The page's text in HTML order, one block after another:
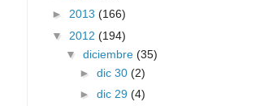
► 2013 (166)
▼ 2012 (194)
▼ diciembre (35)
► dic 30 (2)
► dic 29 (4)